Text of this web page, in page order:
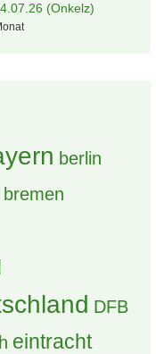
(Onkelz)
berlin
bremen
DFB
eintracht